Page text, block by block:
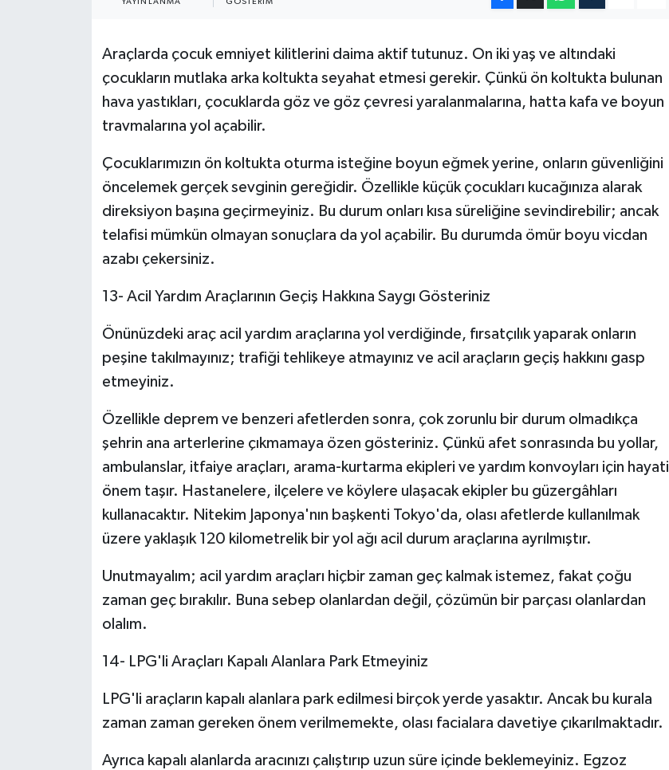
YAYINLANMA GÖSTERIM
Araçlarda çocuk emniyet kilitlerini daima aktif tutunuz. On iki yaş ve altındaki
çocukların mutlaka arka koltukta seyahat etmesi gerekir. Çünkü ön koltukta bulunan
hava yastıkları, çocuklarda göz ve göz çevresi yaralanmalarına, hatta kafa ve boyun
travmalarına yol açabilir.
Çocuklarımızın ön koltukta oturma isteğine boyun eğmek yerine, onların güvenliğini
öncelemek gerçek sevginin gereğidir. Özellikle küçük çocukları kucağınıza alarak
direksiyon başına geçirmeyiniz. Bu durum onları kısa süreliğine sevindirebilir; ancak
telafisi mümkün olmayan sonuçlara da yol açabilir. Bu durumda ömür boyu vicdan
azabı çekersiniz.
13- Acil Yardım Araçlarının Geçiş Hakkına Saygı Gösteriniz
Önünüzdeki araç acil yardım araçlarına yol verdiğinde, fırsatçılık yaparak onların
peşine takılmayınız; trafiği tehlikeye atmayınız ve acil araçların geçiş hakkını gasp
etmeyiniz.
Özellikle deprem ve benzeri afetlerden sonra, çok zorunlu bir durum olmadıkça
şehrin ana arterlerine çıkmamaya özen gösteriniz. Çünkü afet sonrasında bu yollar,
ambulanslar, itfaiye araçları, arama-kurtarma ekipleri ve yardım konvoyları için hayati
önem taşır. Hastanelere, ilçelere ve köylere ulaşacak ekipler bu güzergâhları
kullanacaktır. Nitekim Japonya'nın başkenti Tokyo'da, olası afetlerde kullanılmak
üzere yaklaşık 120 kilometrelik bir yol ağı acil durum araçlarına ayrılmıştır.
Unutmayalım; acil yardım araçları hiçbir zaman geç kalmak istemez, fakat çoğu
zaman geç bırakılır. Buna sebep olanlardan değil, çözümün bir parçası olanlardan
olalım.
14- LPG'li Araçları Kapalı Alanlara Park Etmeyiniz
LPG'li araçların kapalı alanlara park edilmesi birçok yerde yasaktır. Ancak bu kurala
zaman zaman gereken önem verilmemekte, olası facialara davetiye çıkarılmaktadır.
Ayrıca kapalı alanlarda aracınızı çalıştırıp uzun süre içinde beklemeyiniz. Egzoz
TEKNOLOJİ